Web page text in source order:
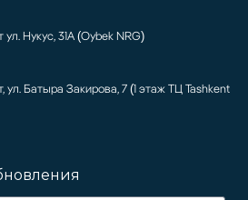
ул. Нукус, 31А (Oybek NRG)
ул. Батыра Закирова, 7 (1 этаж ТЦ Tashkent